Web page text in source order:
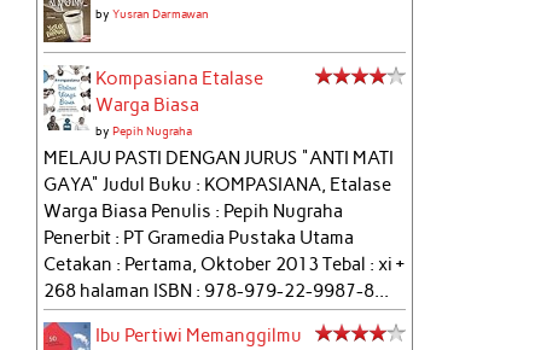
byYusran Darmawan
Kompasiana Etalase
Warga Biasa
byPepih Nugraha
MELAJU PASTI DENGAN JURUS "ANTI MATI
GAYA" Judul Buku : KOMPASIANA, Etalase
Warga Biasa Penulis : Pepih Nugraha
Penerbit : PT Gramedia Pustaka Utama
Cetakan : Pertama, Oktober 2013 Tebal : xi +
268 halaman ISBN : 978-979-22-9987-8...
Ibu Pertiwi Memanggilmu